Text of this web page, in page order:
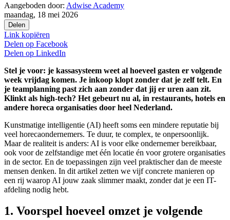
Aangeboden door: Adwise Academy
maandag, 18 mei 2026
Delen
Link kopiëren
Delen op Facebook
Delen op LinkedIn
Stel je voor: je kassasysteem weet al hoeveel gasten er volgende
week vrijdag komen. Je inkoop klopt zonder dat je zelf telt. En
je teamplanning past zich aan zonder dat jij er uren aan zit.
Klinkt als high-tech? Het gebeurt nu al, in restaurants, hotels en
andere horeca organisaties door heel Nederland.
Kunstmatige intelligentie (AI) heeft soms een mindere reputatie bij
veel horecaondernemers. Te duur, te complex, te onpersoonlijk.
Maar de realiteit is anders: AI is voor elke ondernemer bereikbaar,
ook voor de zelfstandige met één locatie én voor grotere organisaties
in de sector. En de toepassingen zijn veel praktischer dan de meeste
mensen denken. In dit artikel zetten we vijf concrete manieren op
een rij waarop AI jouw zaak slimmer maakt, zonder dat je een IT-
afdeling nodig hebt.
1. Voorspel hoeveel omzet je volgende